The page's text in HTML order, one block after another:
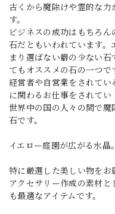
古くから魔除けや霊的な
す。
ビジネスの成功はもちろ
石だともいわれています。
まり選ばない癖の少ない
てもオススメの石の一つで
経営者や自営業をされて
に関わるお仕事をされてい
世界中の国の人々の間で
石です。
イエロー庭園が広がる水晶
特に厳選した美しい物をお
アクセサリー作成の素材
も最適なアイテムです。